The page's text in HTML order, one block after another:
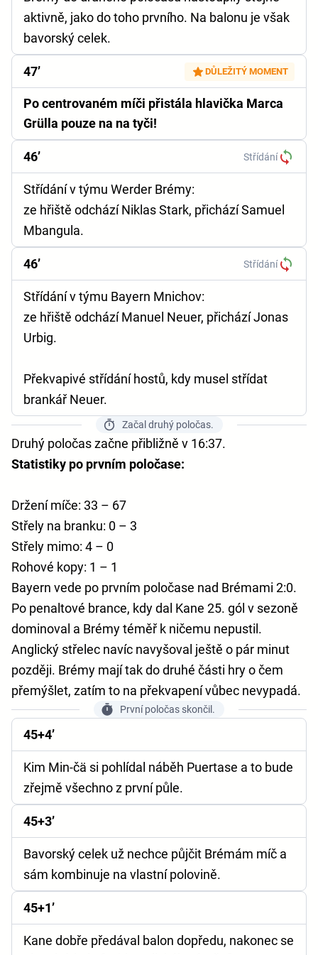
aktivně, jako do toho prvního. Na balonu je však
bavorský celek.
47’ DŮLEŽITÝ MOMENT
Po centrovaném míči přistála hlavička Marca
Grülla pouze na na tyči!
46’ Střídání
Střídání v týmu Werder Brémy:
ze hřiště odchází Niklas Stark, přichází Samuel
Mbangula.
46’ Střídání
Střídání v týmu Bayern Mnichov:
ze hřiště odchází Manuel Neuer, přichází Jonas
Urbig.
Překvapivé střídání hostů, kdy musel střídat
brankář Neuer.
Začal druhý poločas.
Druhý poločas začne přibližně v 16:37.
Statistiky po prvním poločase:
Držení míče: 33 – 67
Střely na branku: 0 – 3
Střely mimo: 4 – 0
Rohové kopy: 1 – 1
Bayern vede po prvním poločase nad Brémami 2:0.
Po penaltové brance, kdy dal Kane 25. gól v sezoně
dominoval a Brémy téměř k ničemu nepustil.
Anglický střelec navíc navyšoval ještě o pár minut
později. Brémy mají tak do druhé části hry o čem
přemýšlet, zatím to na překvapení vůbec nevypadá.
První poločas skončil.
45+4’
Kim Min-čä si pohlídal náběh Puertase a to bude
zřejmě všechno z první půle.
45+3’
Bavorský celek už nechce půjčit Brémám míč a
sám kombinuje na vlastní polovině.
45+1’
Kane dobře předával balon dopředu, nakonec se